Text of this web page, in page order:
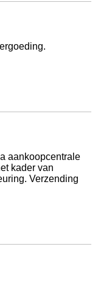
aankoopcentrale
kader van
Verzending